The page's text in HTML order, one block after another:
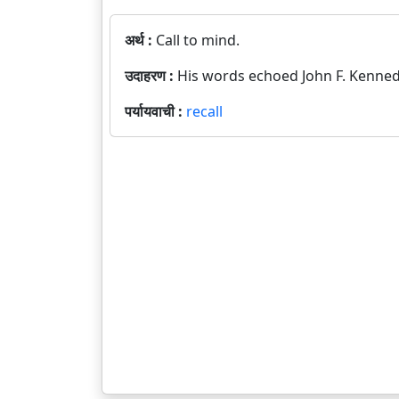
अर्थ : Call to mind.
उदाहरण : His words echoed John F.
पर्यायवाची : recall